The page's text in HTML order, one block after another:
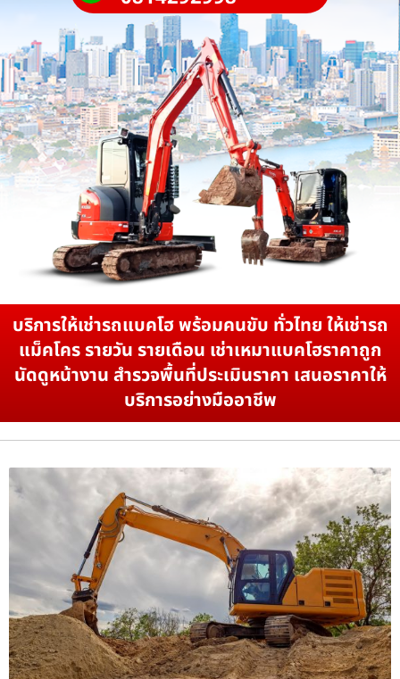
บริการให้เช่ารถแบคโฮ พร้อมคนขับ ทั่วไทย ให้เช่ารถ
แม็คโคร รายวัน รายเดือน เช่าเหมาแบคโฮราคาถูก
นัดดูหน้างาน สำรวจพื้นที่ประเมินราคา เสนอราคาให้
บริการอย่างมืออาชีพ